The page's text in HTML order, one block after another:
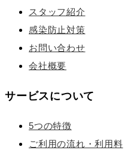
スタッフ紹介
感染防止対策
お問い合わせ
会社概要
サービスについて
5つの特徴
ご利用の流れ・利用料